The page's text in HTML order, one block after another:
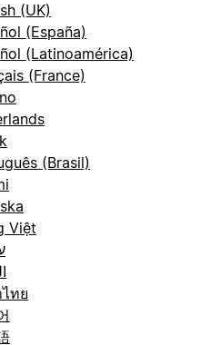
(UK)
(España)
(Latinoamérica)
(France)
(Brasil)
Việt
ทย